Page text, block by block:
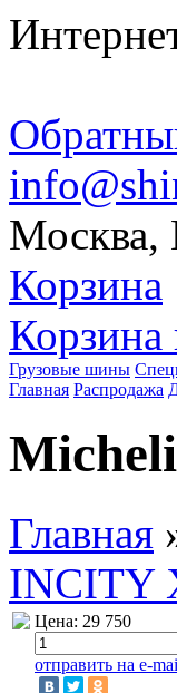
Москва,
Корзина
Корзина
Грузовые шины
Главная Распродажа
Главная
INCITY
Цена: 29 750
отправить на e-